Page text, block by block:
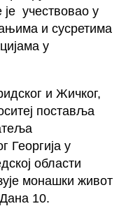
је учествовао у
и сусретима
у
и Жичког,
поставља
Георгија у
области
монашки живот
10.